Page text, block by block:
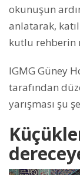
okunuşun
anlatarak,
kutlu rehberin
IGMG Güney
tarafından
yarışması şu